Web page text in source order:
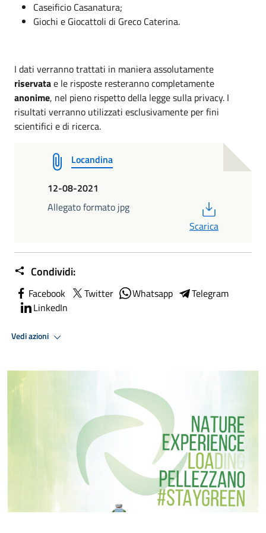
Caseificio Casanatura;
Giochi e Giocattoli di Greco Caterina.
I dati verranno trattati in maniera assolutamente
riservatae le risposte resteranno completamente
anonime, nel pieno rispetto della legge sulla privacy. I
risultati verranno utilizzati esclusivamente per fini
scientifici e di ricerca.
Locandina
12-08-2021
Allegato formato jpg
Scarica
Condividi:
Facebook Twitter Whatsapp
Telegram
LinkedIn
Vedi azioni